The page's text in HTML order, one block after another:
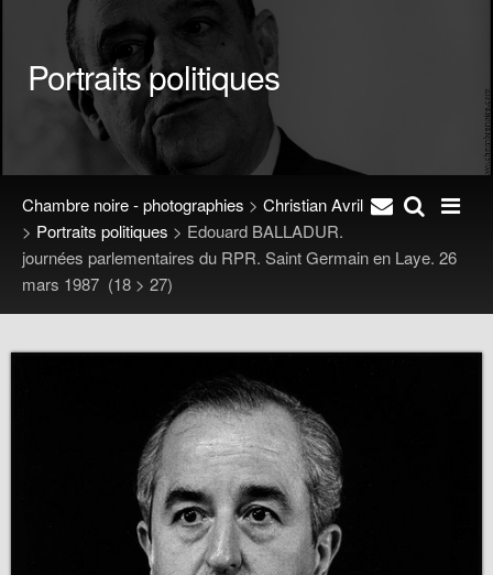
Portraits politiques
Chambre noire - photographies > Christian Avril
> Portraits politiques > Edouard BALLADUR.
journées parlementaires du RPR. Saint Germain en Laye. 26
mars 1987 (18 > 27)